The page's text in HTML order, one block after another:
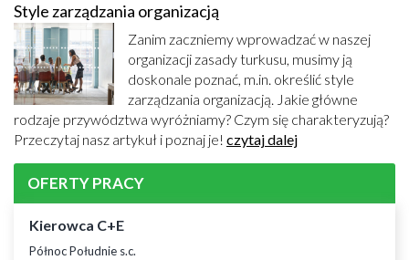
Style zarządzania organizacją
Zanim zaczniemy wprowadzać w naszej
organizacji zasady turkusu, musimy ją
doskonale poznać, m.in. określić style
zarządzania organizacją. Jakie główne
rodzaje przywództwa wyróżniamy? Czym się charakteryzują?
Przeczytaj nasz artykuł i poznaj je! czytaj dalej
OFERTY PRACY
Kierowca C+E
Północ Południe s.c.